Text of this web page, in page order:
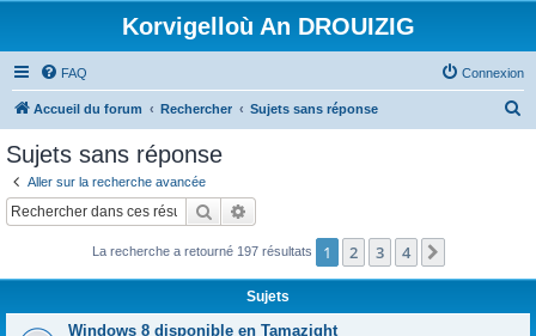
Korvigelloù An DROUIZIG
FAQ Connexion
Accueil du forum Rechercher Sujets sans réponse
c
Sujets sans réponse
Aller sur la recherche avancée
Rechercher
La recherche a retourné 197 résultats 1 2 3 4
Sujets
Windows 8 disponible en Tamazight